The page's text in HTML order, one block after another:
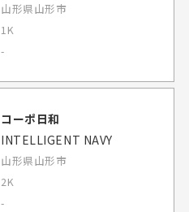
山形県山形市
1K
-
コーポ日和
INTELLIGENT NAVY
山形県山形市
2K
-